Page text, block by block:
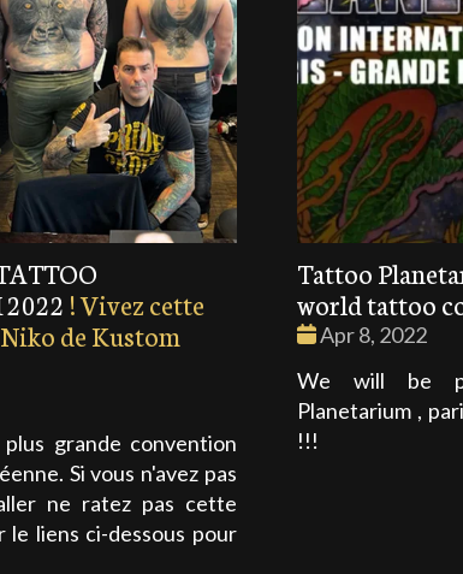
! Vivez cette
de Kustom
grande convention
Si vous n'avez pas
ne ratez pas cette
le liens ci-dessous pour
Tattoo
world tattoo
Date
Apr 8, 2022
We will be
Planetarium ,
!!!